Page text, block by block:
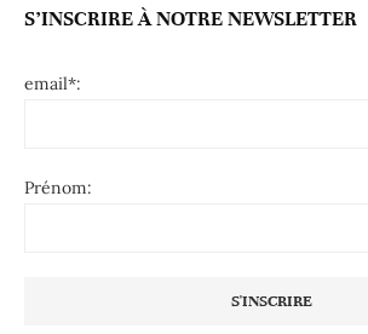
S’INSCRIRE À NOTRE NEWSLETTER
email*:
Prénom: